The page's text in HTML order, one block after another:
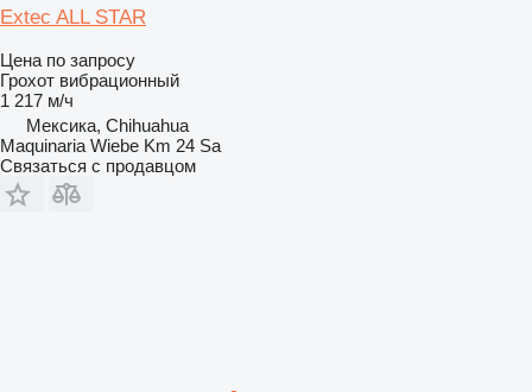
Extec ALL STAR
Цена по запросу
Грохот вибрационный
1 217 м/ч
Мексика, Chihuahua
Maquinaria Wiebe Km 24 Sa
Связаться с продавцом